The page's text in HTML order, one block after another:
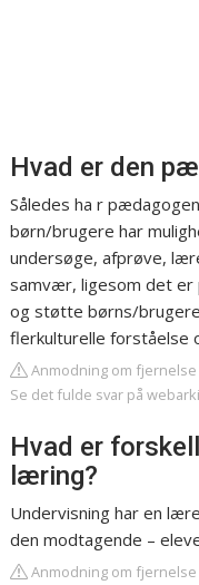
Hvad er den
Således ha r
børn/brugere har
undersøge, afprøve,
samvær, ligesom det er
og støtte børns/
flerkulturelle forståelse
Anmodning om fjernelse
Se det fulde svar på
Hvad er
læring?
Undervisning har en
den modtagende –
Anmodning om fjernelse